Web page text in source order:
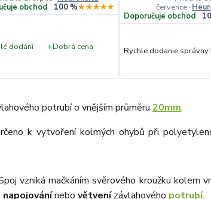
obchod 100 %★★★★★
dodání +Dobrá cena
července ·
Doporučuje obchod
Rychle dodanie,správny
potrubí o vnějším průměru 20mm.
k vytvoření kolmých ohybů při
vzniká mačkáním svěrového kroužku kolem
napojovánínebo větvenízávlahového potrubí.